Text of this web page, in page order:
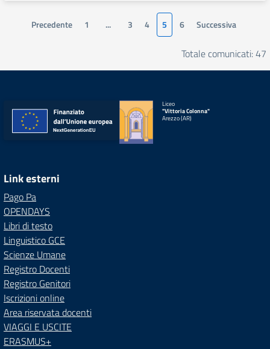
Precedente 1 ... 3 4 5 6 Successiva
Totale comunicati: 47
Liceo
"Vittoria Colonna"
Arezzo (AR)
Link esterni
Pago Pa
OPENDAYS
Libri di testo
Linguistico GCE
Scienze Umane
Registro Docenti
Registro Genitori
Iscrizioni online
Area riservata docenti
VIAGGI E USCITE
ERASMUS+